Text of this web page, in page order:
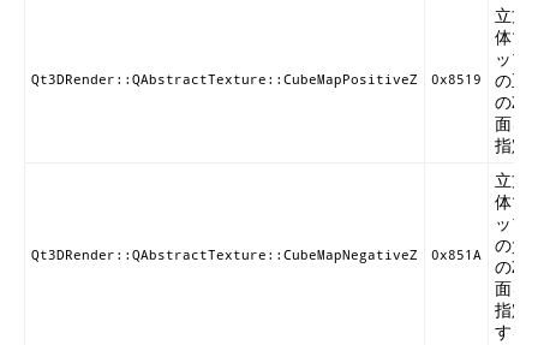
Qt3DRender::QAbstractTexture::CubeMapPositiveZ 0x8519
立方
体マ
ップ
の正
のZ
面を
指定
Qt3DRender::QAbstractTexture::CubeMapNegativeZ 0x851A
立方
体マ
ップ
の負
のZ
面を
指定
する